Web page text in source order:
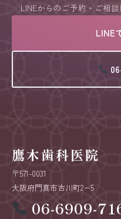
LINEからのご予約・ご相
LINE
鷹木歯科医院
〒571-0031
大阪府門真市古川町2−5
06-6909-